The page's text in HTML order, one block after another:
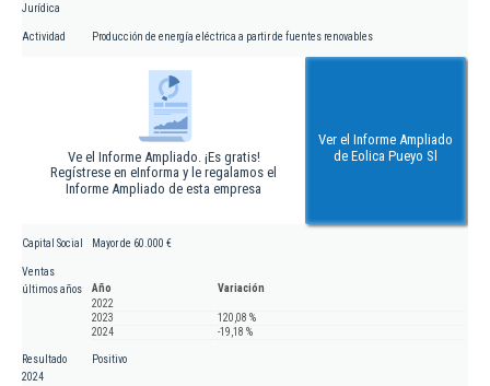
Jurídica
Actividad Producción de energía eléctrica a partir de fuentes renovables
Ve el Informe Ampliado. ¡Es gratis!
Regístrese en eInforma y le regalamos el
Informe Ampliado de esta empresa
Ver el Informe Ampliado
de Eolica Pueyo Sl
Capital Social Mayor de 60.000 €
Ventas
últimos años
Año
Variación
2022
2023
120,08 %
2024
-19,18 %
Resultado
2024
Positivo